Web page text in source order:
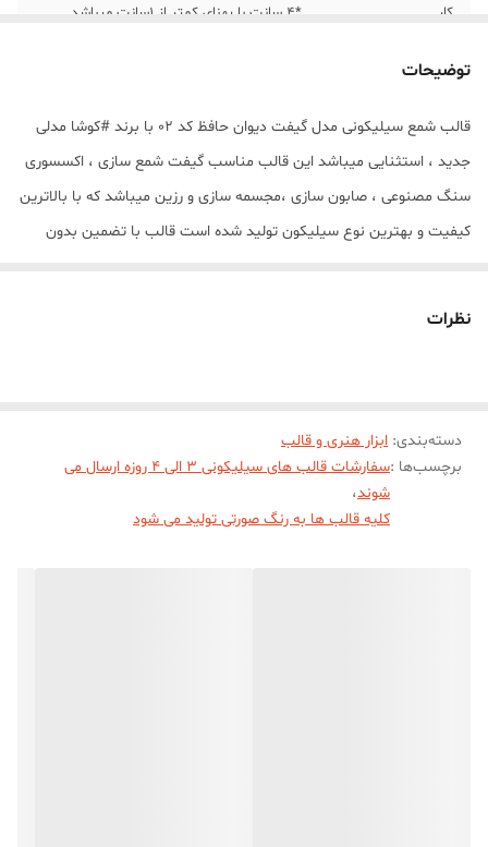
کار
*4 سانت با پهنای کمتر از 1سانت میباشد .
توضیحات
قالب شمع سیلیکونی مدل گیفت دیوان حافظ کد 02 با برند #کوشا مدلی
جدید ، استثنایی میباشد این قالب مناسب گیفت شمع سازی ، اکسسوری
سنگ مصنوعی ، صابون سازی ،مجسمه سازی و رزین میباشد که با بالاترین
کیفیت و بهترین نوع سیلیکون تولید شده است قالب با تضمین بدون
نظرات
دسته‌بندی: ابزار هنری و قالب
برچسب‌ها :
سفارشات قالب های سیلیکونی 3 الی 4 روزه ارسال می
شوند،
کلیه قالب ها به رنگ صورتی تولید می شود